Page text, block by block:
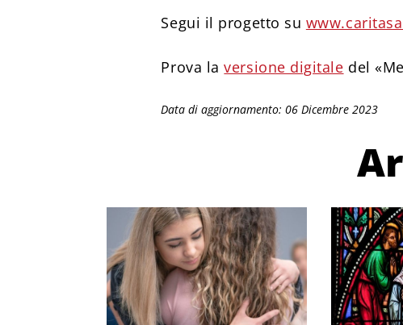
Segui il progetto su
Prova laversione digitale del
Data di aggiornamento: 06 Dicembre 2023